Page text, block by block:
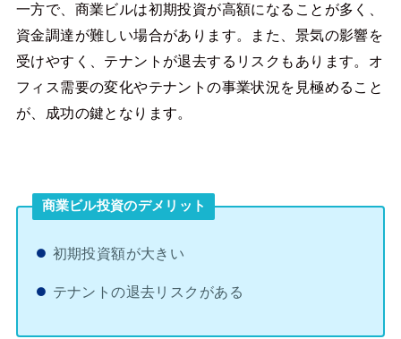
一方で、商業ビルは初期投資が高額になることが多く、
資金調達が難しい場合があります。また、景気の影響を
受けやすく、テナントが退去するリスクもあります。オ
フィス需要の変化やテナントの事業状況を見極めること
が、成功の鍵となります。
商業ビル投資のデメリット
初期投資額が大きい
テナントの退去リスクがある